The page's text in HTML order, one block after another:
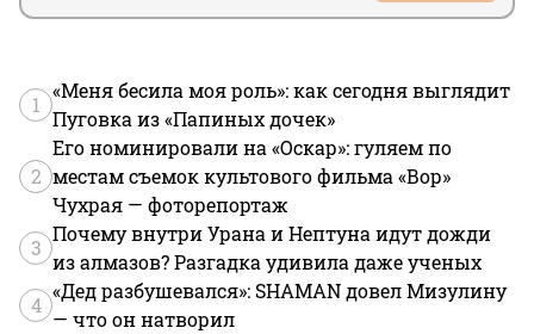
1
«Меня бесила моя роль»: как сегодня выглядит
Пуговка из «Папиных дочек»
2
Его номинировали на «Оскар»: гуляем по
местам съемок культового фильма «Вор»
Чухрая — фоторепортаж
3
Почему внутри Урана и Нептуна идут дожди
из алмазов? Разгадка удивила даже ученых
4
«Дед разбушевался»: SHAMAN довел Мизулину
— что он натворил